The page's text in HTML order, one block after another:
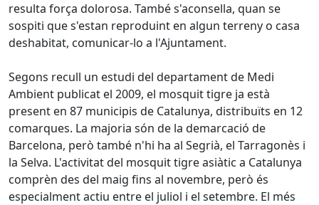
resulta força dolorosa. També s'aconsella, quan se
sospiti que s'estan reproduint en algun terreny o casa
deshabitat, comunicar-lo a l'Ajuntament.
Segons recull un estudi del departament de Medi
Ambient publicat el 2009, el mosquit tigre ja està
present en 87 municipis de Catalunya, distribuïts en 12
comarques. La majoria són de la demarcació de
Barcelona, però també n'hi ha al Segrià, el Tarragonès i
la Selva. L'activitat del mosquit tigre asiàtic a Catalunya
comprèn des del maig fins al novembre, però és
especialment actiu entre el juliol i el setembre. El més